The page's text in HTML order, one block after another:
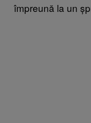
împreună la un